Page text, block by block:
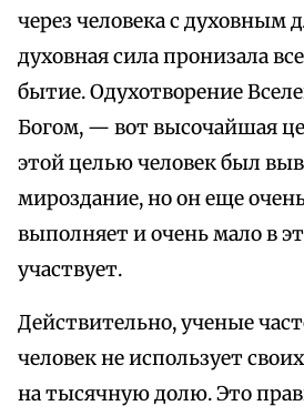
через человека с духовным
духовная сила пронизала
бытие. Одухотворение
Богом, — вот высочайшая
этой целью человек был
мироздание, но он еще
выполняет и очень мало в
участвует.
Действительно, ученые
человек не использует
на тысячную долю. Это